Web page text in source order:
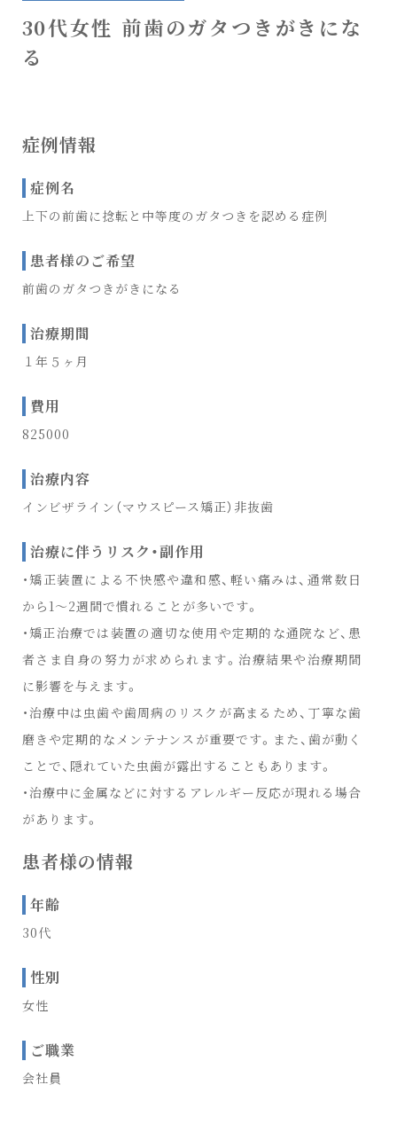
30代女性 前歯のガタつきがきにな
る
症例情報
症例名
上下の前歯に捻転と中等度のガタつきを認める症例
患者様のご希望
前歯のガタつきがきになる
治療期間
１年５ヶ月
費用
825000
治療内容
インビザライン（マウスピース矯正）非抜歯
治療に伴うリスク・副作用
・矯正装置による不快感や違和感、軽い痛みは、通常数日
から1〜2週間で慣れることが多いです。
・矯正治療では装置の適切な使用や定期的な通院など、患
者さま自身の努力が求められます。治療結果や治療期間
に影響を与えます。
・治療中は虫歯や歯周病のリスクが高まるため、丁寧な歯
磨きや定期的なメンテナンスが重要です。また、歯が動く
ことで、隠れていた虫歯が露出することもあります。
・治療中に金属などに対するアレルギー反応が現れる場合
があります。
患者様の情報
年齢
30代
性別
女性
ご職業
会社員